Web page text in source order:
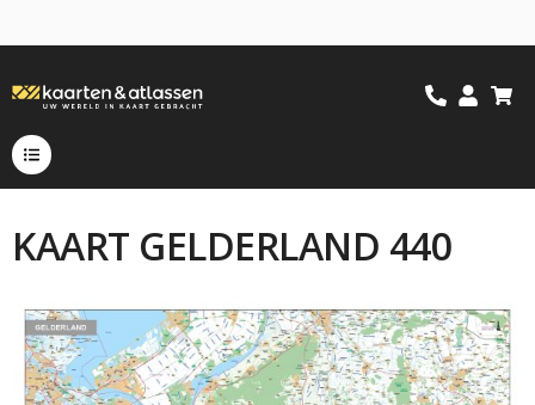
KAART GELDERLAND 440